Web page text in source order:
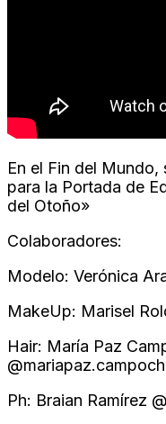
En el Fin del
para la Portada de
del Otoño»
Colaboradores:
Modelo: Verónica
MakeUp: Marisel
Hair: María Paz
Ph: Braian Ramírez